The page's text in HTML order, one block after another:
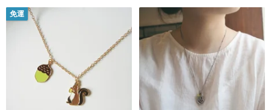
由於是訂製服務，以收到舊衣後即開始訂製服務，需要18個工作天，
不含假日
----------------------------------------------------------------------
舊衣不只承載了許多珍貴個人的回憶，同時也承載著地球環境的未
在這裡，我們不只是一家商店，而是打造個人的專屬回憶與一座讓大
免運